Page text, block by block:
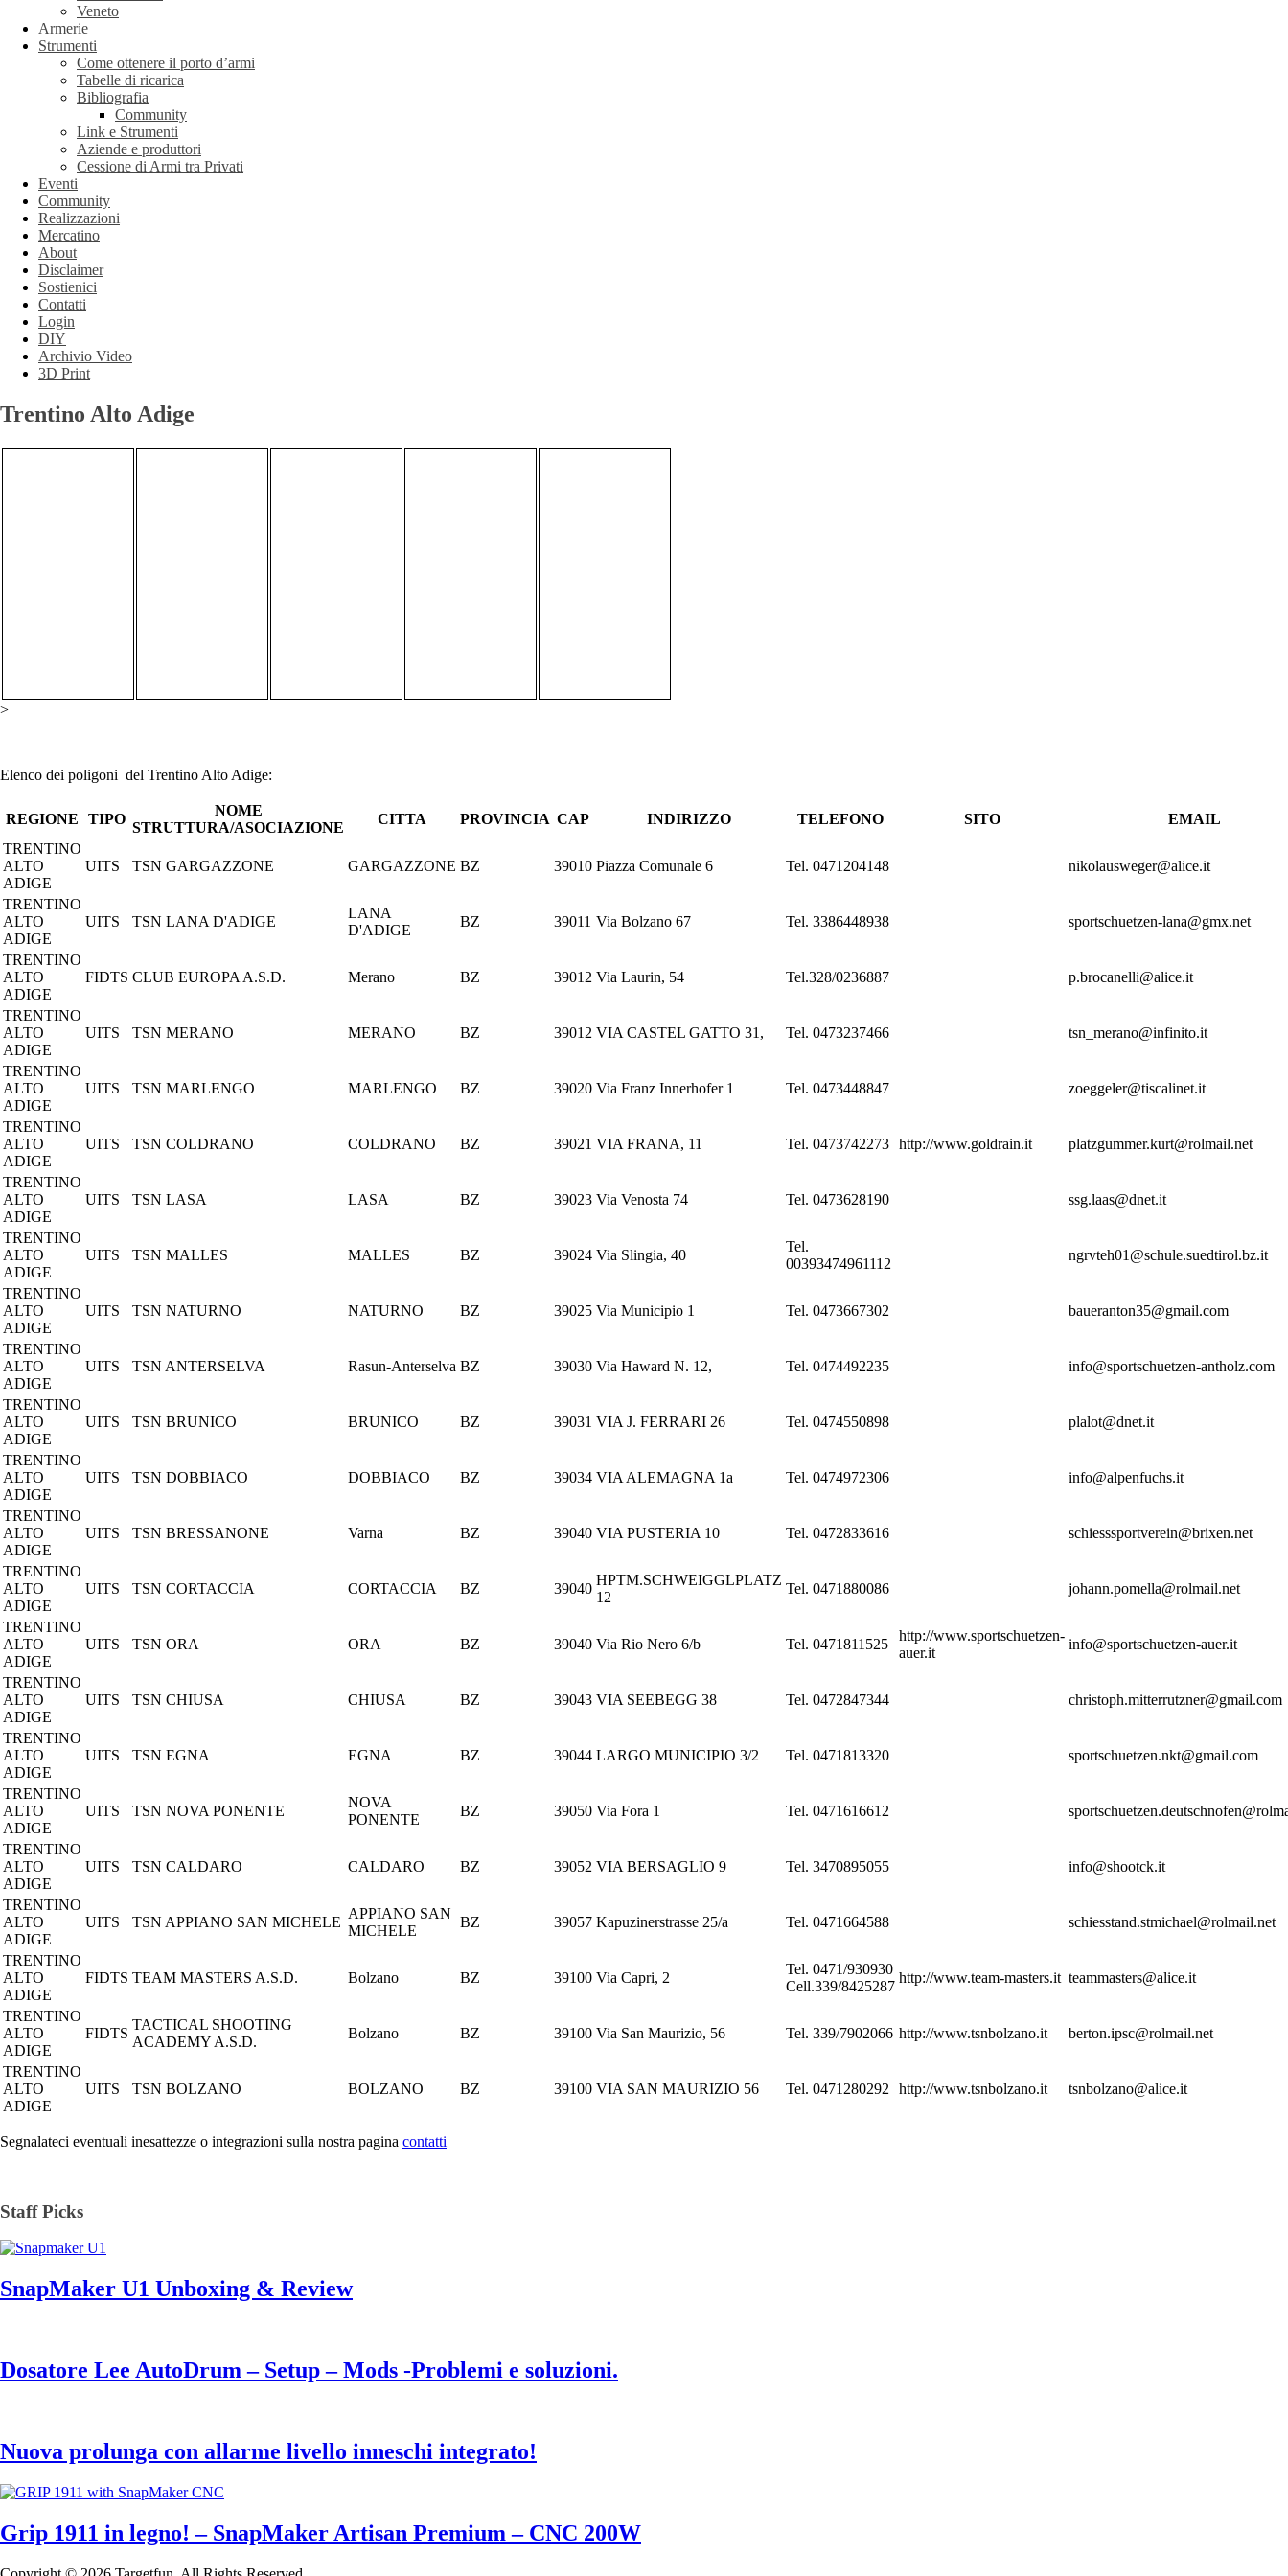
Veneto
Armerie
Strumenti
Come ottenere il porto d’armi
Tabelle di ricarica
Bibliografia
Community
Link e Strumenti
Aziende e produttori
Cessione di Armi tra Privati
Eventi
Community
Realizzazioni
Mercatino
About
Disclaimer
Sostienici
Contatti
Login
DIY
Archivio Video
3D Print
Trentino Alto Adige
>
Elenco dei poligoni del Trentino Alto Adige:
REGIONE TIPO
NOME
STRUTTURA/ASOCIAZIONE
CITTA PROVINCIA CAP INDIRIZZO TELEFONO SITO
EMAIL
TRENTINO
ALTO
ADIGE
UITS TSN GARGAZZONE GARGAZZONE BZ 39010 Piazza Comunale 6 Tel. 0471204148 nikolausweger@alice.it
TRENTINO
ALTO
ADIGE
UITS TSN LANA D'ADIGE
LANA
D'ADIGE
BZ 39011 Via Bolzano 67 Tel. 3386448938 sportschuetzen-lana@gmx.net
TRENTINO
ALTO
ADIGE
FIDTS CLUB EUROPA A.S.D. Merano BZ 39012 Via Laurin, 54 Tel.328/0236887 p.brocanelli@alice.it
TRENTINO
ALTO
ADIGE
UITS TSN MERANO MERANO BZ 39012 VIA CASTEL GATTO 31, Tel. 0473237466 tsn_merano@infinito.it
TRENTINO
ALTO
ADIGE
UITS TSN MARLENGO MARLENGO BZ 39020 Via Franz Innerhofer 1 Tel. 0473448847 zoeggeler@tiscalinet.it
TRENTINO
ALTO
ADIGE
UITS TSN COLDRANO COLDRANO BZ 39021 VIA FRANA, 11 Tel. 0473742273 http://www.goldrain.it platzgummer.kurt@rolmail.net
TRENTINO
ALTO
ADIGE
UITS TSN LASA LASA BZ 39023 Via Venosta 74 Tel. 0473628190 ssg.laas@dnet.it
TRENTINO
ALTO
ADIGE
UITS TSN MALLES MALLES BZ 39024 Via Slingia, 40
Tel.
00393474961112
ngrvteh01@schule.suedtirol.bz.it
TRENTINO
ALTO
ADIGE
UITS TSN NATURNO NATURNO BZ 39025 Via Municipio 1 Tel. 0473667302 baueranton35@gmail.com
TRENTINO
ALTO
ADIGE
UITS TSN ANTERSELVA Rasun-Anterselva BZ 39030 Via Haward N. 12, Tel. 0474492235 info@sportschuetzen-antholz.com
TRENTINO
ALTO
ADIGE
UITS TSN BRUNICO BRUNICO BZ 39031 VIA J. FERRARI 26 Tel. 0474550898 plalot@dnet.it
TRENTINO
ALTO
ADIGE
UITS TSN DOBBIACO DOBBIACO BZ 39034 VIA ALEMAGNA 1a Tel. 0474972306 info@alpenfuchs.it
TRENTINO
ALTO
ADIGE
UITS TSN BRESSANONE Varna BZ 39040 VIA PUSTERIA 10 Tel. 0472833616 schiesssportverein@brixen.net
TRENTINO
ALTO
ADIGE
UITS TSN CORTACCIA CORTACCIA BZ 39040
HPTM.SCHWEIGGLPLATZ
12
Tel. 0471880086 johann.pomella@rolmail.net
TRENTINO
ALTO
ADIGE
UITS TSN ORA ORA BZ 39040 Via Rio Nero 6/b Tel. 0471811525
http://www.sportschuetzen-
auer.it
info@sportschuetzen-auer.it
TRENTINO
ALTO
ADIGE
UITS TSN CHIUSA CHIUSA BZ 39043 VIA SEEBEGG 38 Tel. 0472847344 christoph.mitterrutzner@gmail.com
TRENTINO
ALTO
ADIGE
UITS TSN EGNA EGNA BZ 39044 LARGO MUNICIPIO 3/2 Tel. 0471813320 sportschuetzen.nkt@gmail.com
TRENTINO
ALTO
ADIGE
UITS TSN NOVA PONENTE
NOVA
PONENTE
BZ 39050 Via Fora 1 Tel. 0471616612
TRENTINO
ALTO
ADIGE
UITS TSN CALDARO CALDARO BZ 39052 VIA BERSAGLIO 9 Tel. 3470895055 info@shootck.it
TRENTINO
ALTO
ADIGE
UITS TSN APPIANO SAN MICHELE
APPIANO SAN
MICHELE
BZ 39057 Kapuzinerstrasse 25/a Tel. 0471664588 schiesstand.stmichael@rolmail.net
TRENTINO
ALTO
ADIGE
FIDTS TEAM MASTERS A.S.D. Bolzano BZ 39100 Via Capri, 2
Tel. 0471/930930
Cell.339/8425287
http://www.team-masters.it teammasters@alice.it
TRENTINO
ALTO
ADIGE
FIDTS
TACTICAL SHOOTING
ACADEMY A.S.D.
Bolzano BZ 39100 Via San Maurizio, 56 Tel. 339/7902066 http://www.tsnbolzano.it berton.ipsc@rolmail.net
TRENTINO
ALTO
ADIGE
UITS TSN BOLZANO BOLZANO BZ 39100 VIA SAN MAURIZIO 56 Tel. 0471280292 http://www.tsnbolzano.it tsnbolzano@alice.it
Segnalateci eventuali inesattezze o integrazioni sulla nostra pagina contatti
Staff Picks
SnapMaker U1 Unboxing & Review
Dosatore Lee AutoDrum – Setup – Mods -Problemi e soluzioni.
Nuova prolunga con allarme livello inneschi integrato!
Grip 1911 in legno! – SnapMaker Artisan Premium – CNC 200W